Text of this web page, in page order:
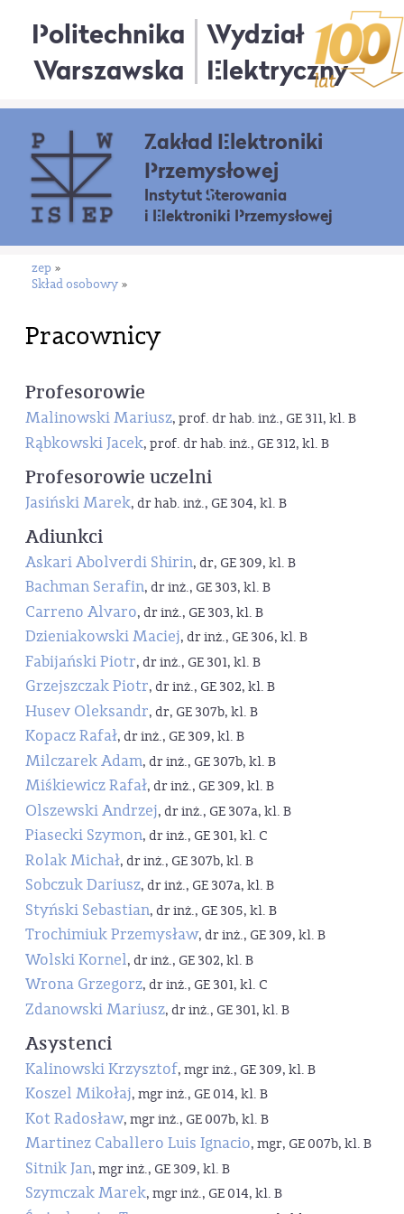
Politechnika
Warszawska
Wydział
Elektryczny
Zakład Elektroniki
Przemysłowej
Instytut Sterowania
i Elektroniki Przemysłowej
zep »
Skład osobowy »
Pracownicy
Profesorowie
Malinowski Mariusz, prof. dr hab. inż., GE 311, kl. B
Rąbkowski Jacek, prof. dr hab. inż., GE 312, kl. B
Profesorowie uczelni
Jasiński Marek, dr hab. inż., GE 304, kl. B
Adiunkci
Askari Abolverdi Shirin, dr, GE 309, kl. B
Bachman Serafin, dr inż., GE 303, kl. B
Carreno Alvaro, dr inż., GE 303, kl. B
Dzieniakowski Maciej, dr inż., GE 306, kl. B
Fabijański Piotr, dr inż., GE 301, kl. B
Grzejszczak Piotr, dr inż., GE 302, kl. B
Husev Oleksandr, dr, GE 307b, kl. B
Kopacz Rafał, dr inż., GE 309, kl. B
Milczarek Adam, dr inż., GE 307b, kl. B
Miśkiewicz Rafał, dr inż., GE 309, kl. B
Olszewski Andrzej, dr inż., GE 307a, kl. B
Piasecki Szymon, dr inż., GE 301, kl. C
Rolak Michał, dr inż., GE 307b, kl. B
Sobczuk Dariusz, dr inż., GE 307a, kl. B
Styński Sebastian, dr inż., GE 305, kl. B
Trochimiuk Przemysław, dr inż., GE 309, kl. B
Wolski Kornel, dr inż., GE 302, kl. B
Wrona Grzegorz, dr inż., GE 301, kl. C
Zdanowski Mariusz, dr inż., GE 301, kl. B
Asystenci
Kalinowski Krzysztof, mgr inż., GE 309, kl. B
Koszel Mikołaj, mgr inż., GE 014, kl. B
Kot Radosław, mgr inż., GE 007b, kl. B
Martinez Caballero Luis Ignacio, mgr, GE 007b, kl. B
Sitnik Jan, mgr inż., GE 309, kl. B
Szymczak Marek, mgr inż., GE 014, kl. B